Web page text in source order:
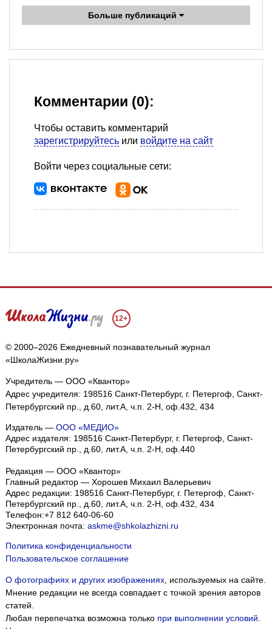
Больше публикаций
Комментарии (0):
Чтобы оставить комментарий
зарегистрируйтесь или войдите на сайт
Войти через социальные сети:
12+
© 2000–2026 Ежедневный познавательный журнал
«ШколаЖизни.ру»
Учредитель — ООО «Квантор»
Адрес учредителя: 198516 Санкт-Петербург, г. Петергоф, Санкт-
Петербургский пр., д.60, лит.А, ч.п. 2-Н, оф.432, 434
Издатель — ООО «МЕДИО»
Адрес издателя: 198516 Санкт-Петербург, г. Петергоф, Санкт-
Петербургский пр., д.60, лит.А, ч.п. 2-Н, оф.440
Редакция — ООО «Квантор»
Главный редактор — Хорошев Михаил Валерьевич
Адрес редакции: 198516 Санкт-Петербург, г. Петергоф, Санкт-
Петербургский пр., д.60, лит.А, ч.п. 2-Н, оф.432, 434
Телефон:+7 812 640-06-60
Электронная почта: askme@shkolazhizni.ru
Политика конфиденциальности
Пользовательское соглашение
О фотографиях и других изображениях, используемых на сайте.
Мнение редакции не всегда совпадает с точкой зрения авторов
статей.
Любая перепечатка возможна только при выполнении условий.